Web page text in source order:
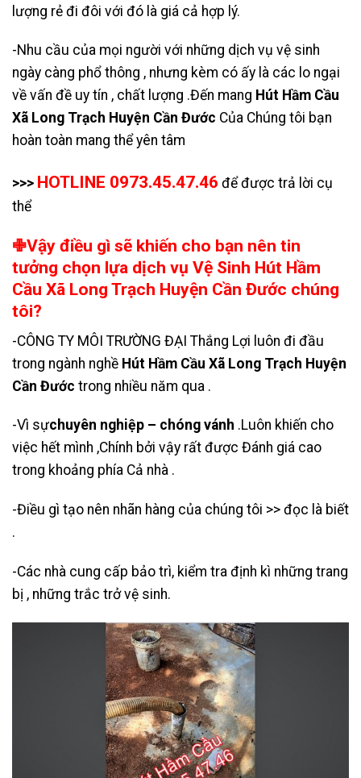
lượng rẻ đi đôi với đó là giá cả hợp lý.
-Nhu cầu của mọi người với những dịch vụ vệ sinh
ngày càng phổ thông , nhưng kèm có ấy là các lo ngại
về vấn đề uy tín , chất lượng .Đến mang Hút Hầm Cầu
Xã Long Trạch Huyện Cần Đước Của Chúng tôi bạn
hoàn toàn mang thể yên tâm
>>> HOTLINE 0973.45.47.46 để được trả lời cụ
thể
✙Vậy điều gì sẽ khiến cho bạn nên tin
tưởng chọn lựa dịch vụ Vệ Sinh Hút Hầm
Cầu Xã Long Trạch Huyện Cần Đước chúng
tôi?
-CÔNG TY MÔI TRƯỜNG ĐẠI Thắng Lợi luôn đi đầu
trong ngành nghề Hút Hầm Cầu Xã Long Trạch Huyện
Cần Đước trong nhiều năm qua .
-Vì sựchuyên nghiệp – chóng vánh .Luôn khiến cho
việc hết mình ,Chính bởi vậy rất được Đánh giá cao
trong khoảng phía Cả nhà .
-Điều gì tạo nên nhãn hàng của chúng tôi >> đọc là biết
.
-Các nhà cung cấp bảo trì, kiểm tra định kì những trang
bị , những trắc trở vệ sinh.